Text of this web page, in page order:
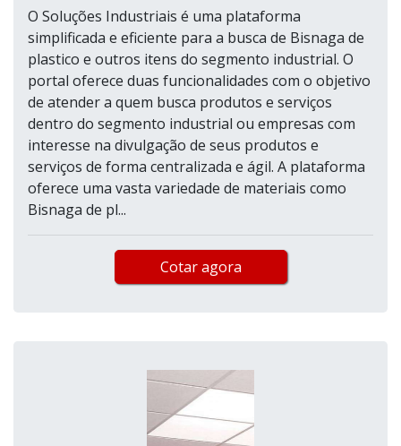
O Soluções Industriais é uma plataforma
simplificada e eficiente para a busca de Bisnaga de
plastico e outros itens do segmento industrial. O
portal oferece duas funcionalidades com o objetivo
de atender a quem busca produtos e serviços
dentro do segmento industrial ou empresas com
interesse na divulgação de seus produtos e
serviços de forma centralizada e ágil. A plataforma
oferece uma vasta variedade de materiais como
Bisnaga de pl...
Cotar agora